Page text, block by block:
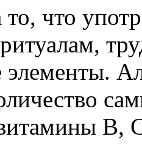
что
элементы.
В,